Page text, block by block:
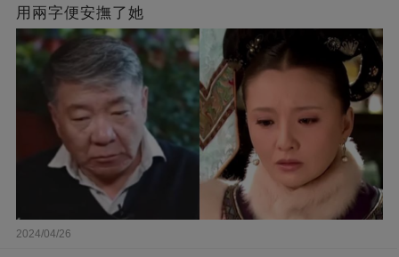
用兩字便安撫了她
2024/04/26